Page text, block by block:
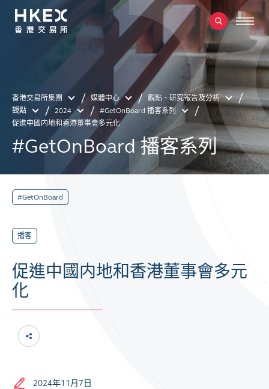
香港交易所集團 媒體中心
觀點、研究報告及分析
觀點
2024
#GetOnBoard 播客系列
促進中國内地和香港董事會多元化
#GetOnBoard 播客系列
#GetOnBoard
播客
促進中國内地和香港董事會多元
化
2024年11月7日